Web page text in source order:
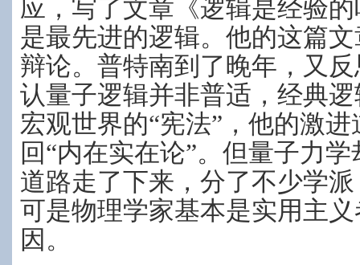
应，写了文章《逻辑是经验
是最先进的逻辑。他的这篇
辩论。普特南到了晚年，又
认量子逻辑并非普适，经典
宏观世界的“宪法”，他的激
回“内在实在论”。但量子力
道路走了下来，分了不少学
可是物理学家基本是实用主
因。